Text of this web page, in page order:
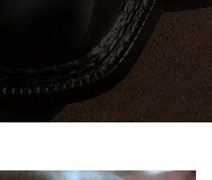
inbespoke.ru